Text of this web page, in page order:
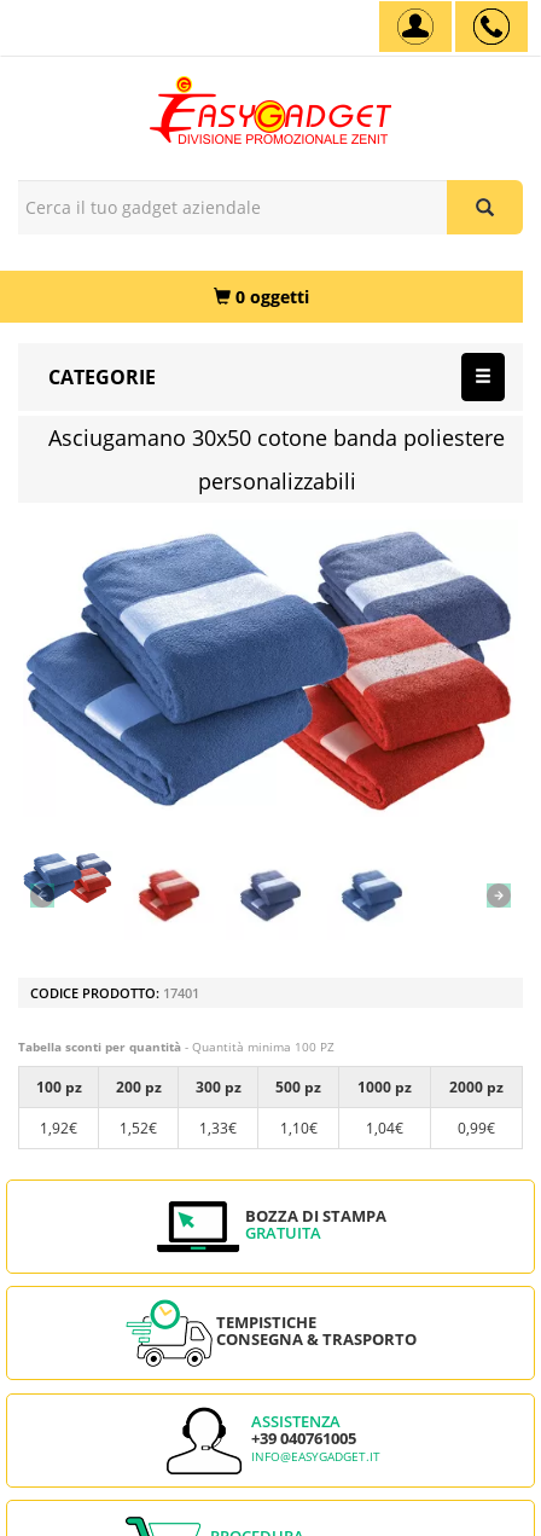
0 oggetti
CATEGORIE
Asciugamano 30x50 cotone banda poliestere
personalizzabili
CODICE PRODOTTO: 17401
Tabella sconti per quantità - Quantità minima 100 PZ
100 pz 200 pz 300 pz 500 pz 1000 pz
2000 pz
1,92€
1,52€ 1,33€ 1,10€ 1,04€ 0,99€
BOZZA DI STAMPA
GRATUITA
TEMPISTICHE
CONSEGNA & TRASPORTO
ASSISTENZA
+39 040761005
INFO@EASYGADGET.IT